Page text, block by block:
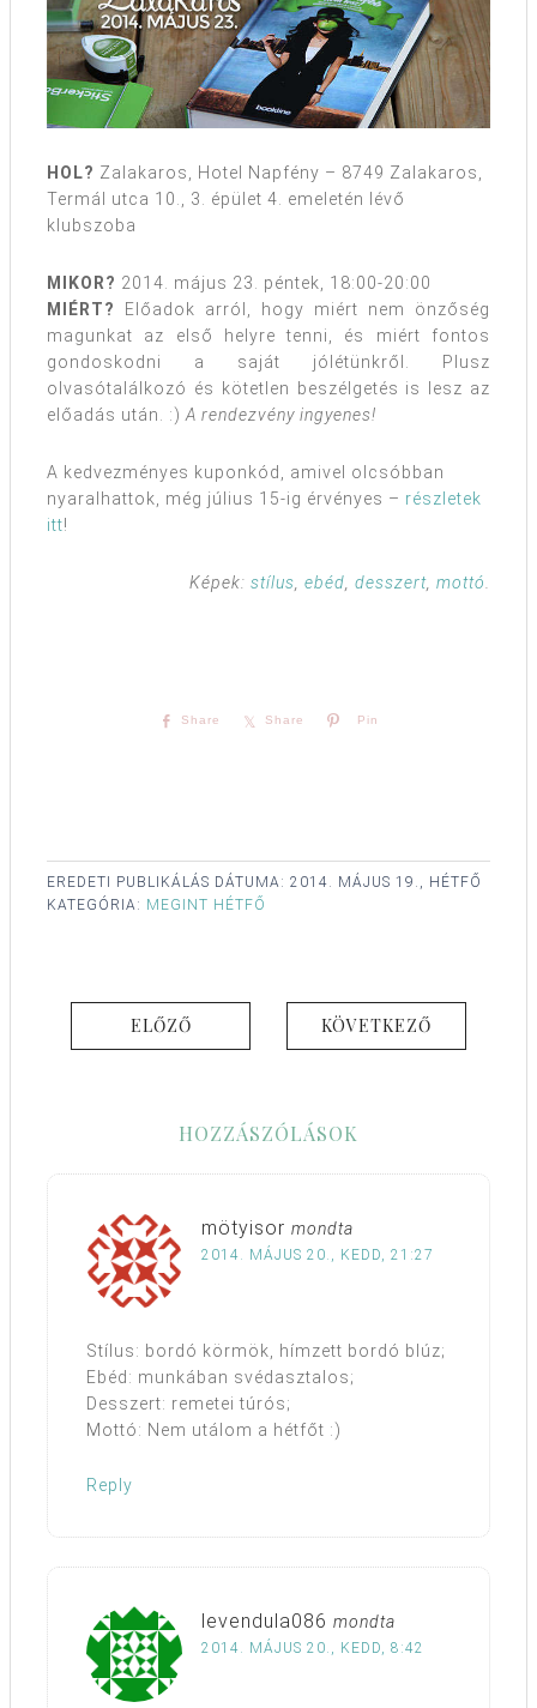
HOL? Zalakaros, Hotel Napfény – 8749 Zalakaros,
Termál utca 10., 3. épület 4. emeletén lévő
klubszoba
MIKOR? 2014. május 23. péntek, 18:00-20:00
MIÉRT?
Előadok arról, hogy miért nem önzőség
magunkat az első helyre tenni, és miért fontos
gondoskodni a saját jólétünkről. Plusz
olvasótalálkozó és kötetlen beszélgetés is lesz az
előadás után. :) A rendezvény ingyenes!
A kedvezményes kuponkód, amivel olcsóbban
nyaralhattok, még július 15-ig érvényes – részletek
itt!
Képek: stílus ebéd desszert mottó
Share Share Pin
EREDETI PUBLIKÁLÁS DÁTUMA: 2014. MÁJUS 19., HÉTFŐ
KATEGÓRIA: MEGINT HÉTFŐ
ELŐZŐ KÖVETKEZŐ
HOZZÁSZÓLÁSOK
mötyisor mondta
2014. MÁJUS 20., KEDD, 21:27
Stílus: bordó körmök, hímzett bordó blúz;
Ebéd: munkában svédasztalos;
Desszert: remetei túrós;
Mottó: Nem utálom a hétfőt :)
Reply
levendula086 mondta
2014. MÁJUS 20., KEDD, 8:42